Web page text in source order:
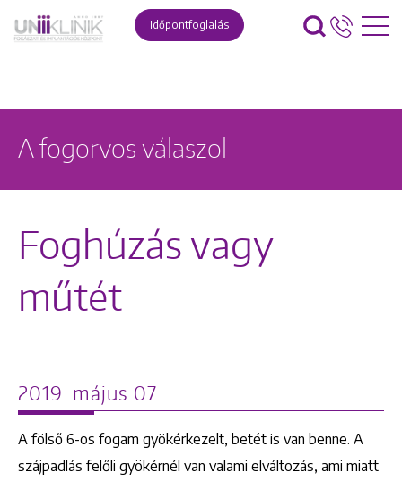
Időpontfoglalás
A fogorvos válaszol
Foghúzás vagy
műtét
2019. május 07.
A fölső 6-os fogam gyökérkezelt, betét is van benne. A
szájpadlás felőli gyökérnél van valami elváltozás, ami miatt